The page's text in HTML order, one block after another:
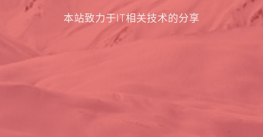
本站致力于IT相关技术的分享